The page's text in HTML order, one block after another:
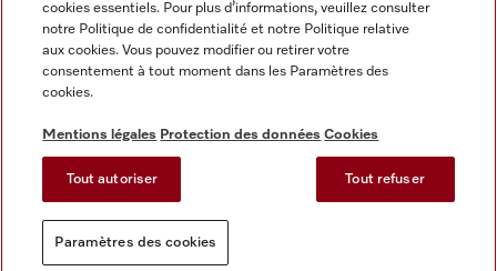
CGV
Protection des données
Conditions d’utilisation
Digital Services Act
cookies essentiels. Pour plus d’informations, veuillez consulter
notre Politique de confidentialité et notre Politique relative
aux cookies. Vous pouvez modifier ou retirer votre
consentement à tout moment dans les Paramètres des
cookies.
Mentions légales Protection des données Cookies
Tout autoriser Tout refuser
Paramètres des cookies